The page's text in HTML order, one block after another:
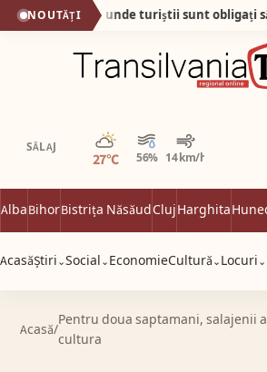
NOUTĂȚI Plaja din Tunisia unde turiștii sunt obligați să
SĂLAJ
27°C 56% 14 km/h
Parțial noros
AlbaBihorBistrița NăsăudClujHarghita
AcasăȘtiri ⌄Social ⌄ EconomieCultură ⌄ Locuri ⌄
Acasă/
Pentru doua saptamani, salajenii
cultura